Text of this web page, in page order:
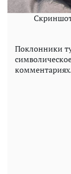
Поклонники